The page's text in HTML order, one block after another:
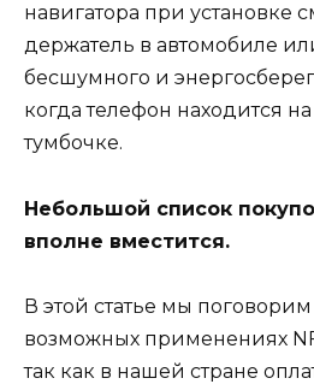
навигатора при установке
держатель в автомобиле
бесшумного и
когда телефон находится
тумбочке.
Небольшой список
вполне вместится.
В этой статье мы поговорим
возможных применениях
так как в нашей стране